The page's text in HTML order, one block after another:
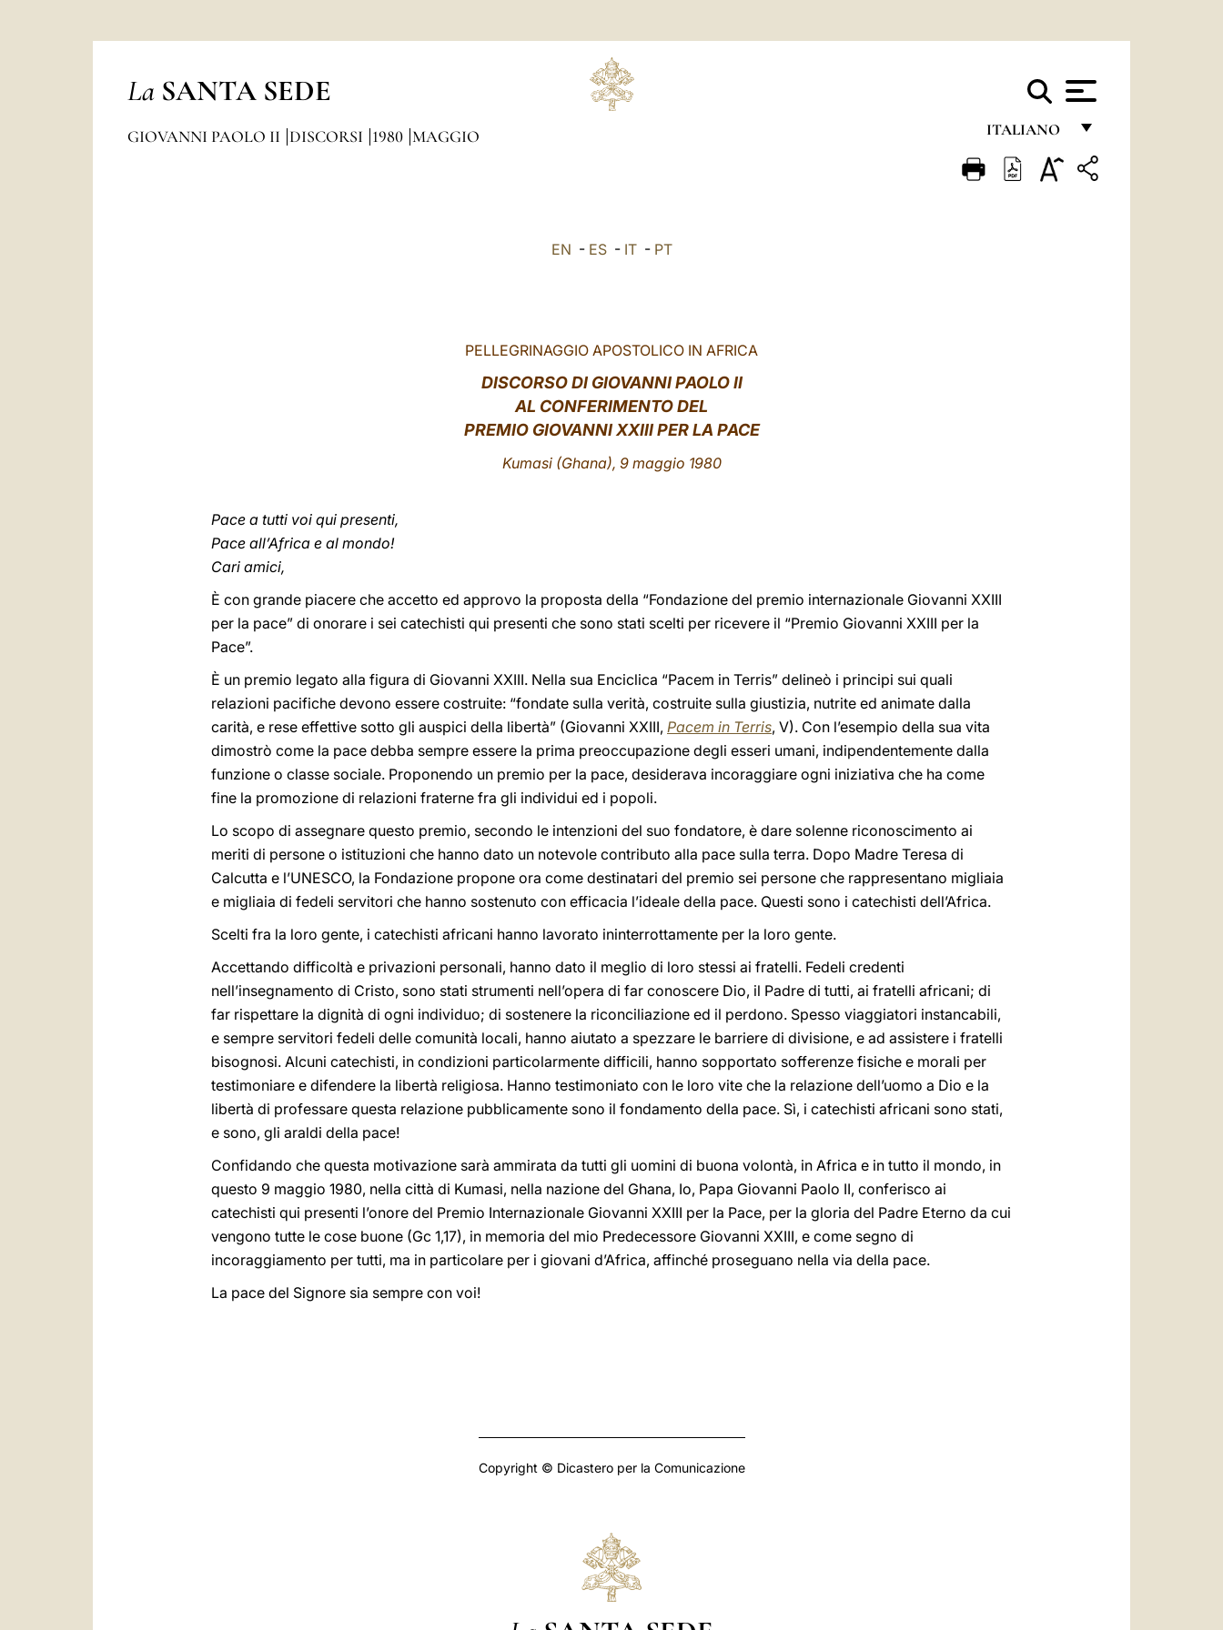
La SANTA SEDE
ITALIANO
FRANÇAIS
GIOVANNI PAOLO II DISCORSI 1980 MAGGIO
EN - ES- IT- PT
PELLEGRINAGGIO APOSTOLICO IN AFRICA
DISCORSO DI GIOVANNI PAOLO II
AL CONFERIMENTO DEL
PREMIO GIOVANNI XXIII PER LA PACE
Kumasi (Ghana), 9 maggio 1980
Pace a tutti voi qui presenti,
Pace all’Africa e al mondo!
Cari amici,
È con grande piacere che accetto ed approvo la proposta della “Fondazione del premio internazionale Giovanni XXIII
per la pace” di onorare i sei catechisti qui presenti che sono stati scelti per ricevere il “Premio Giovanni XXIII per la
Pace”.
È un premio legato alla figura di Giovanni XXIII. Nella sua Enciclica “Pacem in Terris” delineò i principi sui quali
relazioni pacifiche devono essere costruite: “fondate sulla verità, costruite sulla giustizia, nutrite ed animate dalla
carità, e rese effettive sotto gli auspici della libertà” (Giovanni XXIII, Pacem in Terris, V). Con l’esempio della sua vita
dimostrò come la pace debba sempre essere la prima preoccupazione degli esseri umani, indipendentemente dalla
funzione o classe sociale. Proponendo un premio per la pace, desiderava incoraggiare ogni iniziativa che ha come
fine la promozione di relazioni fraterne fra gli individui ed i popoli.
Lo scopo di assegnare questo premio, secondo le intenzioni del suo fondatore, è dare solenne riconoscimento ai
meriti di persone o istituzioni che hanno dato un notevole contributo alla pace sulla terra. Dopo Madre Teresa di
Calcutta e l’UNESCO, la Fondazione propone ora come destinatari del premio sei persone che rappresentano migliaia
e migliaia di fedeli servitori che hanno sostenuto con efficacia l’ideale della pace. Questi sono i catechisti dell’Africa.
Scelti fra la loro gente, i catechisti africani hanno lavorato ininterrottamente per la loro gente.
Accettando difficoltà e privazioni personali, hanno dato il meglio di loro stessi ai fratelli. Fedeli credenti
nell’insegnamento di Cristo, sono stati strumenti nell’opera di far conoscere Dio, il Padre di tutti, ai fratelli africani; di
far rispettare la dignità di ogni individuo; di sostenere la riconciliazione ed il perdono. Spesso viaggiatori instancabili,
e sempre servitori fedeli delle comunità locali, hanno aiutato a spezzare le barriere di divisione, e ad assistere i fratelli
bisognosi. Alcuni catechisti, in condizioni particolarmente difficili, hanno sopportato sofferenze fisiche e morali per
testimoniare e difendere la libertà religiosa. Hanno testimoniato con le loro vite che la relazione dell’uomo a Dio e la
libertà di professare questa relazione pubblicamente sono il fondamento della pace. Sì, i catechisti africani sono stati,
e sono, gli araldi della pace!
Confidando che questa motivazione sarà ammirata da tutti gli uomini di buona volontà, in Africa e in tutto il mondo, in
questo 9 maggio 1980, nella città di Kumasi, nella nazione del Ghana, Io, Papa Giovanni Paolo II, conferisco ai
catechisti qui presenti l’onore del Premio Internazionale Giovanni XXIII per la Pace, per la gloria del Padre Eterno da cui
vengono tutte le cose buone (Gc 1,17), in memoria del mio Predecessore Giovanni XXIII, e come segno di
incoraggiamento per tutti, ma in particolare per i giovani d’Africa, affinché proseguano nella via della pace.
La pace del Signore sia sempre con voi!
Copyright © Dicastero per la Comunicazione